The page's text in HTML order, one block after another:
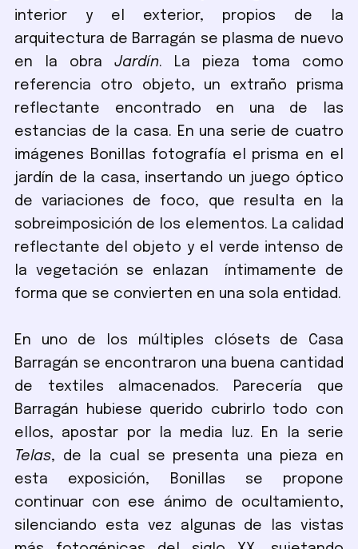
interior y el exterior, propios de la
arquitectura de Barragán se plasma de nuevo
en la obraJardín. La pieza toma como
referencia otro objeto, un extraño prisma
reflectante encontrado en una de las
estancias de la casa. En una serie de cuatro
imágenes Bonillas fotografía el prisma en el
jardín de la casa, insertando un juego óptico
de variaciones de foco, que resulta en la
sobreimposición de los elementos. La calidad
reflectante del objeto y el verde intenso de
la vegetación se enlazan íntimamente de
forma que se convierten en una sola entidad.
En uno de los múltiples clósets de Casa
Barragán se encontraron una buena cantidad
de textiles almacenados. Parecería que
Barragán hubiese querido cubrirlo todo con
ellos, apostar por la media luz. En la serie
Telas, de la cual se presenta una pieza en
esta exposición, Bonillas se propone
continuar con ese ánimo de ocultamiento,
silenciando esta vez algunas de las vistas